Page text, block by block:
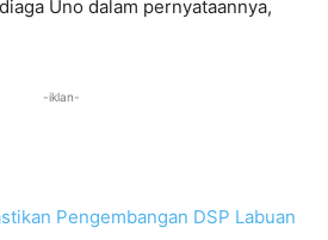
Uno dalam pernyataannya,
-iklan-